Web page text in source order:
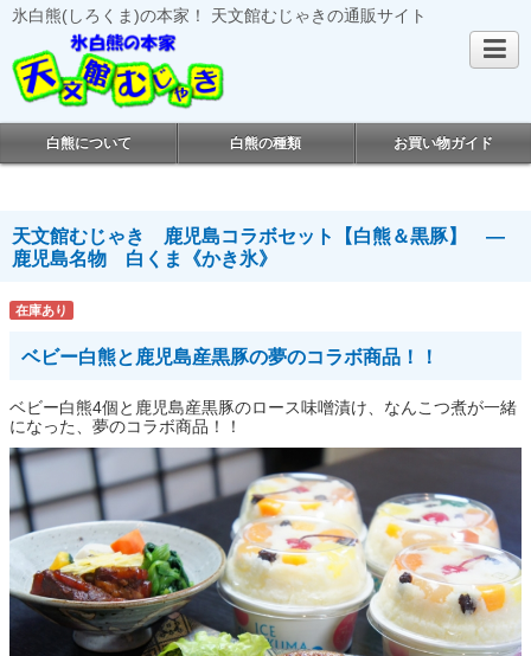
氷白熊(しろくま)の本家！ 天文館むじゃきの通販サイト
白熊について 白熊の種類 お買い物ガイド
天文館むじゃき 鹿児島コラボセット【白熊＆黒豚】 ―
鹿児島名物 白くま《かき氷》
在庫あり
ベビー白熊と鹿児島産黒豚の夢のコラボ商品！！
ベビー白熊4個と鹿児島産黒豚のロース味噌漬け、なんこつ煮が一緒
になった、夢のコラボ商品！！